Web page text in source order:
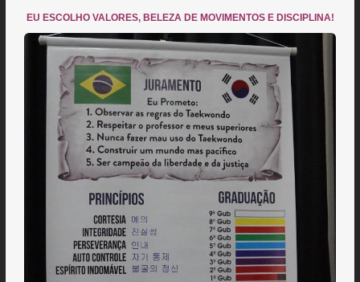
EU ESCOLHO VALORES, BELEZA DE MOVIMENTOS E DISCIPLINA!